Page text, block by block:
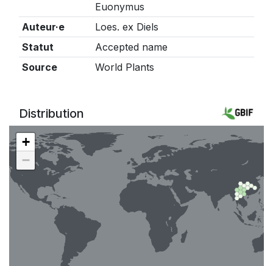
Euonymus
Auteur·e
Loes. ex Diels
Statut
Accepted name
Source
World Plants
Distribution
+
−